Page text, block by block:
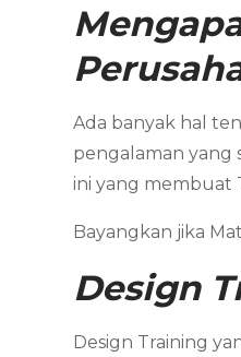
Ada banyak hal
pengalaman yang
ini yang membuat
Bayangkan jika
Design
Design Training